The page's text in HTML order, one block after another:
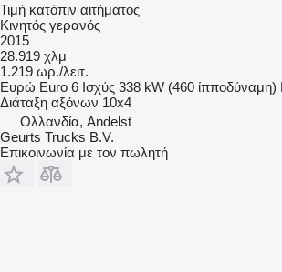
Τιμή κατόπιν αιτήματος
Κινητός γερανός
2015
28.919 χλμ
1.219 ωρ./λειτ.
Ευρώ Euro 6 Ισχύς 338 kW (460 ίπποδύναμη)
Διάταξη αξόνων 10x4
Ολλανδία, Andelst
Geurts Trucks B.V.
Επικοινωνία με τον πωλητή